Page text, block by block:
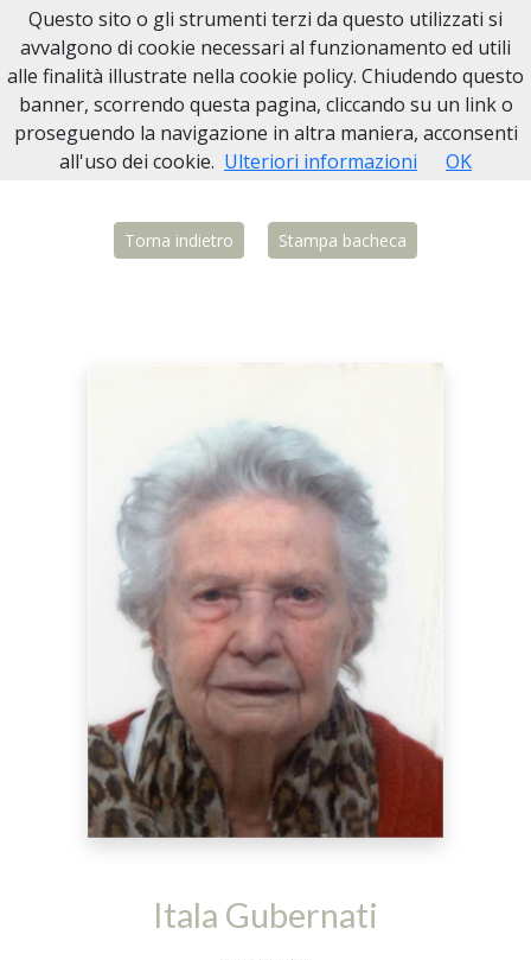
Necrologi Biella
Home Italia BI Vigliano Biellese Itala Gubernati
Torna indietro Stampa bacheca
Itala Gubernati
Questo sito o gli strumenti terzi da questo utilizzati si
avvalgono di cookie necessari al funzionamento ed utili
alle finalità illustrate nella cookie policy. Chiudendo questo
banner, scorrendo questa pagina, cliccando su un link o
proseguendo la navigazione in altra maniera, acconsenti
all'uso dei cookie. Ulteriori informazioni OK